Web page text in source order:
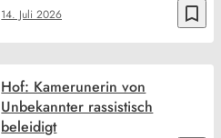
bookmark_border
14. Juli 2026
Hof: Kamerunerin von
Unbekannter rassistisch
beleidigt